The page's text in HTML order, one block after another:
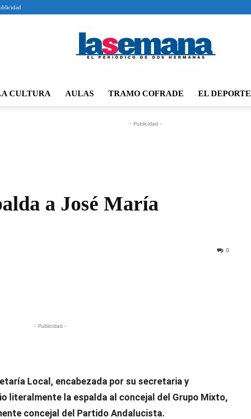
CULTURA AULAS TRAMO COFRADE EL DEPORTE
- Publicidad -
a José María
0
- Publicidad -
Local, encabezada por su secretaria y
literalmente la espalda al concejal del Grupo Mixto,
concejal del Partido Andalucista.